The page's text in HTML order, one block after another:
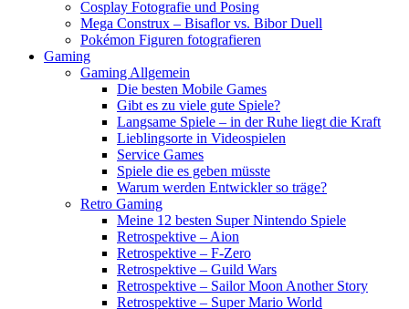
Cosplay Fotografie und Posing
Mega Construx – Bisaflor vs. Bibor Duell
Pokémon Figuren fotografieren
Gaming
Gaming Allgemein
Die besten Mobile Games
Gibt es zu viele gute Spiele?
Langsame Spiele – in der Ruhe liegt die Kraft
Lieblingsorte in Videospielen
Service Games
Spiele die es geben müsste
Warum werden Entwickler so träge?
Retro Gaming
Meine 12 besten Super Nintendo Spiele
Retrospektive – Aion
Retrospektive – F-Zero
Retrospektive – Guild Wars
Retrospektive – Sailor Moon Another Story
Retrospektive – Super Mario World